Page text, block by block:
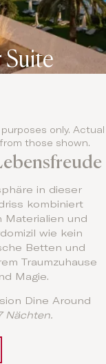
only. Actual
those shown.
in dieser
kombiniert
Materialien und
wie kein
Betten und
Traumzuhause
Magie.
Dine Around
Nächten.